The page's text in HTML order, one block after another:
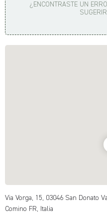
¿ENCONTRASTE UN
Via Vorga, 15, 03046 San Donato
Comino FR, Italia